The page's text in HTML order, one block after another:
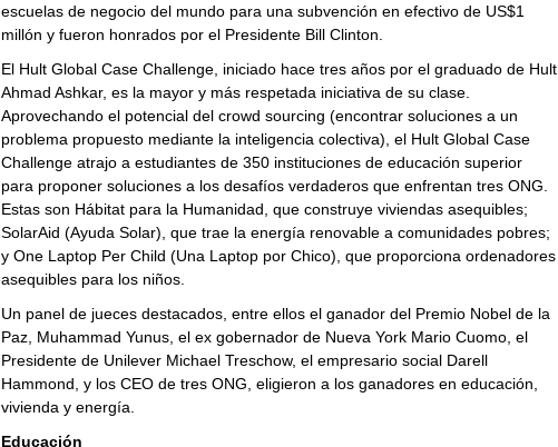
escuelas de negocio del mundo para una subvención en efectivo de US$1
millón y fueron honrados por el Presidente Bill Clinton.
El Hult Global Case Challenge, iniciado hace tres años por el graduado de Hult
Ahmad Ashkar, es la mayor y más respetada iniciativa de su clase.
Aprovechando el potencial del crowd sourcing (encontrar soluciones a un
problema propuesto mediante la inteligencia colectiva), el Hult Global Case
Challenge atrajo a estudiantes de 350 instituciones de educación superior
para proponer soluciones a los desafíos verdaderos que enfrentan tres ONG.
Estas son Hábitat para la Humanidad, que construye viviendas asequibles;
SolarAid (Ayuda Solar), que trae la energía renovable a comunidades pobres;
y One Laptop Per Child (Una Laptop por Chico), que proporciona ordenadores
asequibles para los niños.
Un panel de jueces destacados, entre ellos el ganador del Premio Nobel de la
Paz, Muhammad Yunus, el ex gobernador de Nueva York Mario Cuomo, el
Presidente de Unilever Michael Treschow, el empresario social Darell
Hammond , y los CEO de tres ONG, eligieron a los ganadores en educación,
vivienda y energía.
Educación